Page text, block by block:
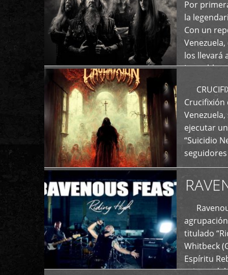
Por
la
Con un
los llevará
La
Crucifixión
ejecutar
“Suicidio
+
titulado
Whitbeck
Espíritu
oriente